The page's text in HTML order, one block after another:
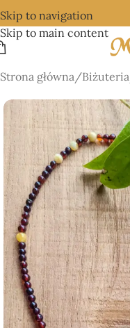
Skip to navigation
Skip to main content
Strona główna/Biżuteria